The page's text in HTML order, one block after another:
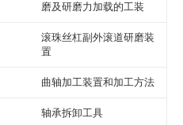
磨及研磨力加载的工装
滚珠丝杠副外滚道研磨装
置
曲轴加工装置和加工方法
轴承拆卸工具